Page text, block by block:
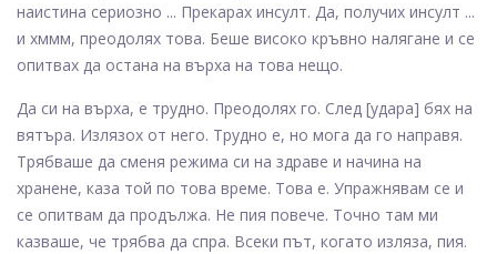
наистина сериозно ... Прекарах инсулт. Да, получих инсулт ...
и хммм, преодолях това. Беше високо кръвно налягане и се
опитвах да остана на върха на това нещо.
Да си на върха, е трудно. Преодолях го. След [удара] бях на
вятъра. Излязох от него. Трудно е, но мога да го направя.
Трябваше да сменя режима си на здраве и начина на
хранене, каза той по това време. Това е. Упражнявам се и
се опитвам да продължа. Не пия повече. Точно там ми
казваше, че трябва да спра. Всеки път, когато изляза, пия.